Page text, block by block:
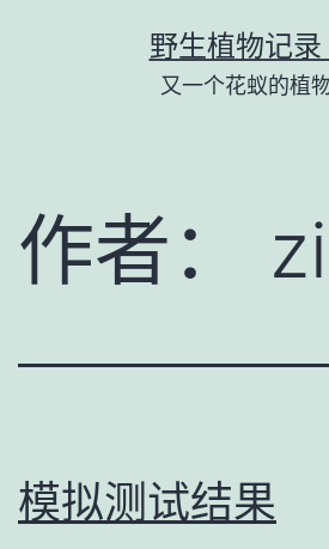
野生植物记录
又一个花蚁的植
作者：
模拟测试结果